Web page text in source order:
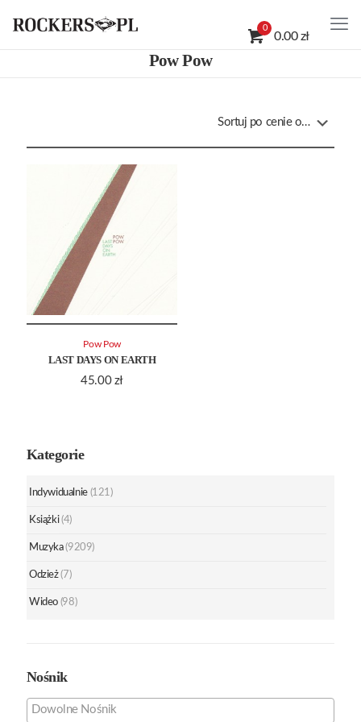
0
0.00 zł
Pow Pow
LAST DAYS ON EARTH
45.00 zł
Pow Pow
Kategorie
Indywidualnie (121)
Książki (4)
Muzyka (9209)
Odzież (7)
Wideo (98)
Nośnik